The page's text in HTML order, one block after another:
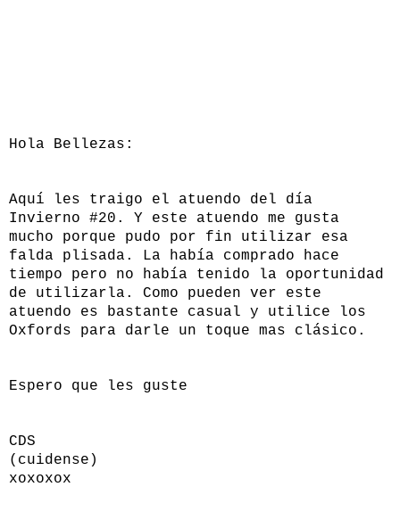
Hola Bellezas:
Aquí les traigo el atuendo del día
Invierno #20. Y este atuendo me gusta
mucho porque pudo por fin utilizar esa
falda plisada. La había comprado hace
tiempo pero no había tenido la oportunidad
de utilizarla. Como pueden ver este
atuendo es bastante casual y utilice los
Oxfords para darle un toque mas clásico.
Espero que les guste
CDS
(cuidense)
xoxoxox